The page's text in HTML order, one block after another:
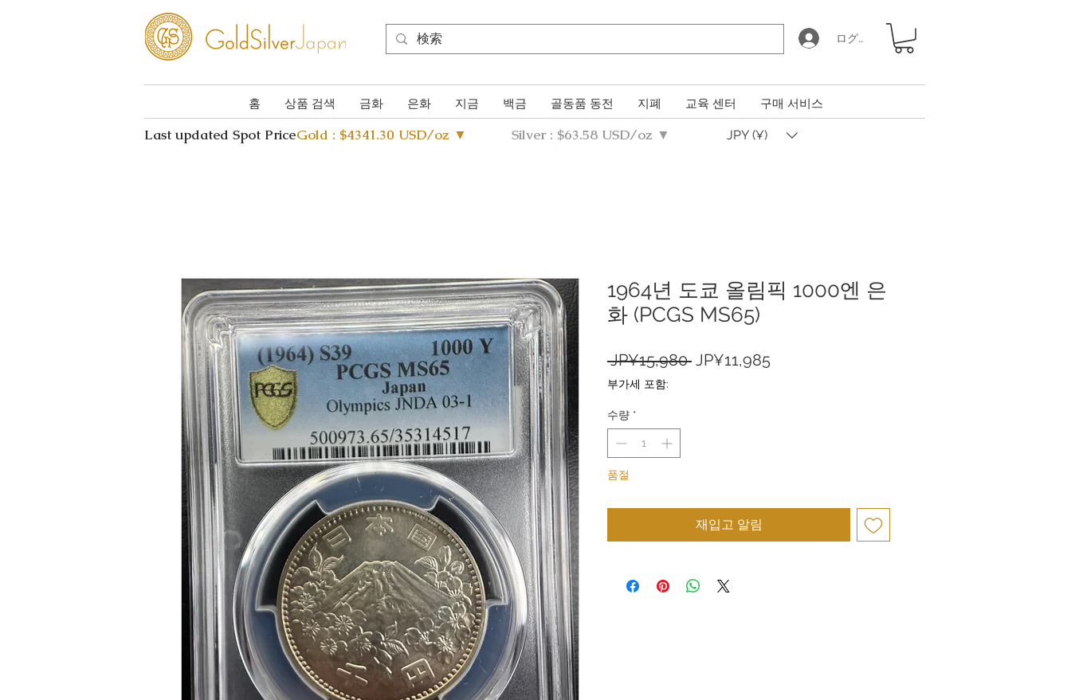
ログイン
홈 상품 검색 금화 은화 지금 백금 골동품 동전 지폐 교육 센터 구매 서비스
Last updated Spot PriceGold : $4341.30 USD/oz ▼ Silver : $63.58 USD/oz ▼ JPY (¥)
1964년 도쿄 올림픽 1000엔 은
화 (PCGS MS65)
JP¥15,980 일
JP¥11,985
부가세 포함:
수량 *
품절
재입고 알림